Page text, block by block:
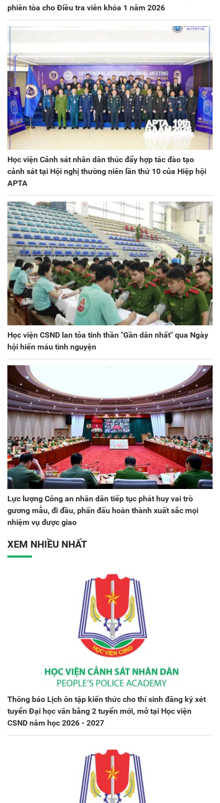
phiên tòa cho Điều tra viên khóa 1 năm 2026
Học viện Cảnh sát nhân dân thúc đẩy hợp tác đào tạo
cảnh sát tại Hội nghị thường niên lần thứ 10 của Hiệp hội
APTA
Học viện CSND lan tỏa tinh thần "Gần dân nhất" qua Ngày
hội hiến máu tình nguyện
Lực lượng Công an nhân dân tiếp tục phát huy vai trò
gương mẫu, đi đầu, phấn đấu hoàn thành xuất sắc mọi
nhiệm vụ được giao
XEM NHIỀU NHẤT
Thông báo Lịch ôn tập kiến thức cho thí sinh đăng ký xét
tuyển Đại học văn bằng 2 tuyển mới, mở tại Học viện
CSND năm học 2026 - 2027